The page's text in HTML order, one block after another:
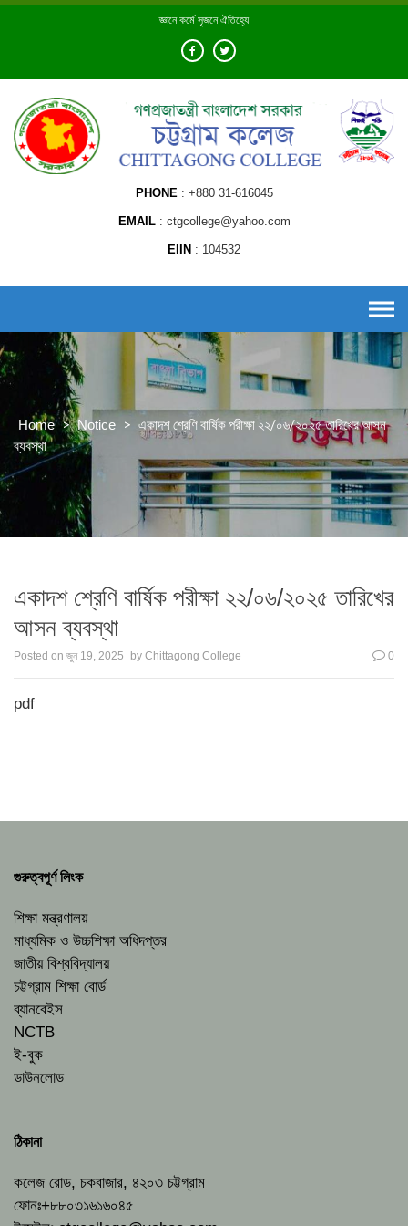
Skip
জ্ঞানে কর্মে সৃজনে ঐতিহ্যে
PHONE +880 31-616045
EMAIL ctgcollege@yahoo.com
EIIN 104532
Home > Notice > একাদশ শ্রেণি বার্ষিক পরীক্ষা ২২/০৬/২০২৫ তারিখের আসন
ব্যবস্থা
একাদশ শ্রেণি বার্ষিক পরীক্ষা ২২/০৬/২০২৫ তারিখের
আসন ব্যবস্থা
Posted on জুন 19, 2025 by Chittagong College 0
pdf
গুরুত্বপূর্ণ লিংক
শিক্ষা মন্ত্রণালয়
মাধ্যমিক ও উচ্চশিক্ষা অধিদপ্তর
জাতীয় বিশ্ববিদ্যালয়
চট্টগ্রাম শিক্ষা বোর্ড
ব্যানবেইস
NCTB
ই-বুক
ডাউনলোড
ঠিকানা
কলেজ রোড, চকবাজার, ৪২০৩ চট্টগ্রাম
ফোনঃ+৮৮০৩১৬১৬০৪৫